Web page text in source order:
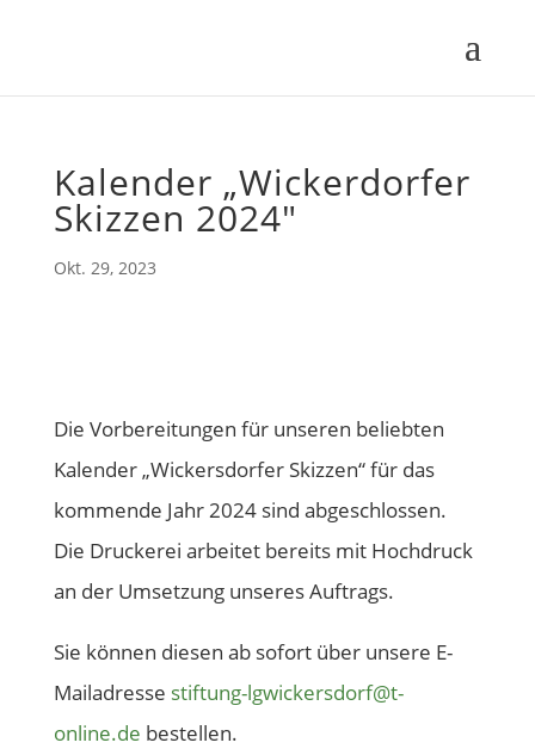
Kalender „Wickerdorfer
Skizzen 2024″
Okt. 29, 2023
Die Vorbereitungen für unseren beliebten
Kalender „Wickersdorfer Skizzen“ für das
kommende Jahr 2024 sind abgeschlossen.
Die Druckerei arbeitet bereits mit Hochdruck
an der Umsetzung unseres Auftrags.
Sie können diesen ab sofort über unsere E-
Mailadresse stiftung-lgwickersdorf@t-
online.de bestellen.